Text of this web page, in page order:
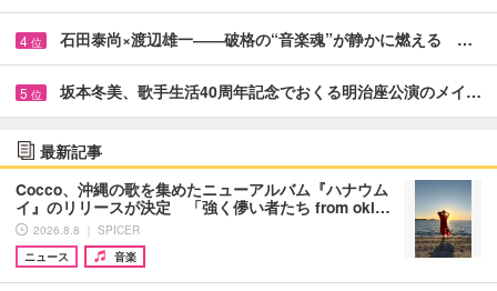
4 位 石田泰尚×渡辺雄一――破格の“音楽魂”が静かに燃える …
5 位 坂本冬美、歌手生活40周年記念でおくる明治座公演のメイ…
最新記事
Cocco、沖縄の歌を集めたニューアルバム『ハナウム
イ』のリリースが決定 「強く儚い者たち from oki…
2026.8.8 ｜ SPICER
ニュース
音楽